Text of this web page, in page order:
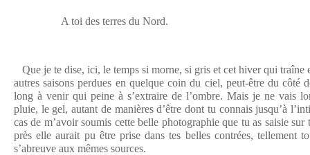
A toi des terres du Nord.
Que je te dise, ici, le temps si morne, si gris et cet hiver qui traîne
autres saisons perdues en quelque coin du ciel, peut-être du côté
long à venir qui peine à s’extraire de l’ombre. Mais je ne vais
pluie, le gel, autant de manières d’être dont tu connais jusqu’à
cas de m’avoir soumis cette belle photographie que tu as saisie sur
près elle aurait pu être prise dans tes belles contrées, tellement
s’abreuve aux mêmes sources.